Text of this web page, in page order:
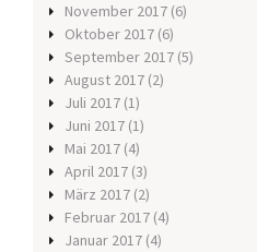
November 2017 (6)
Oktober 2017 (6)
September 2017 (5)
August 2017 (2)
Juli 2017 (1)
Juni 2017 (1)
Mai 2017 (4)
April 2017 (3)
März 2017 (2)
Februar 2017 (4)
Januar 2017 (4)